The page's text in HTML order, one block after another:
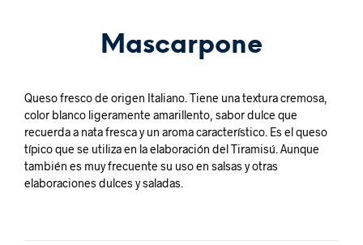
Mascarpone
Queso fresco de origen Italiano. Tiene una textura cremosa,
color blanco ligeramente amarillento, sabor dulce que
recuerda a nata fresca y un aroma característico. Es el queso
típico que se utiliza en la elaboración del Tiramisú. Aunque
también es muy frecuente su uso en salsas y otras
elaboraciones dulces y saladas.